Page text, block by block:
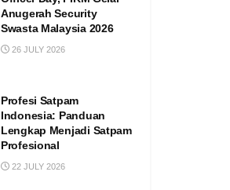
Anugerah Security
Swasta Malaysia 2026
26 JULY 2026
Profesi Satpam
Indonesia: Panduan
Lengkap Menjadi Satpam
Profesional
22 JULY 2026